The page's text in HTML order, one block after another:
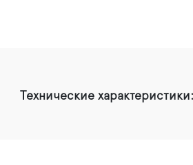
Технические характеристики: